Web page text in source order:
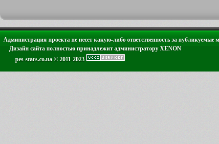
Администрация проекта не несет какую-либо ответственность за публикуемые
Дизайн сайта полностью принадлежит администратору XENON
pes-stars.co.ua © 2011-2023